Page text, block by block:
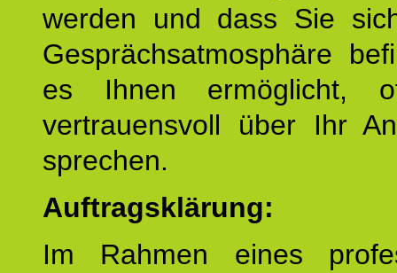
werden und dass Sie
Gesprächsatmosphäre
es Ihnen ermöglicht,
vertrauensvoll über Ihr
sprechen.
Auftragsklärung:
Im Rahmen eines